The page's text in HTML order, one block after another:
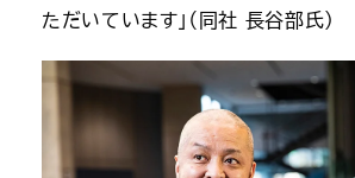
ただいています」（同社 長谷部氏）